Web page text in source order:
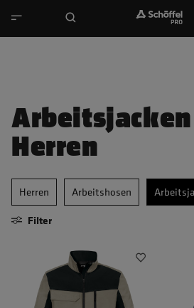
Herren
Herren Arbeitshosen
Filter